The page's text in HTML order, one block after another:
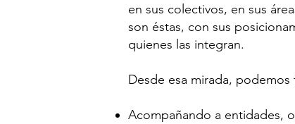
en sus colectivos, en sus
son éstas, con sus
quienes las integran.
Desde esa mirada, podemos
Acompañando a entidades,